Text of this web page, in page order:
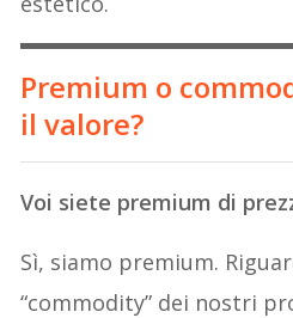
Premium o
il valore?
Voi siete premium di
Sì, siamo premium.
“commodity” dei nostri